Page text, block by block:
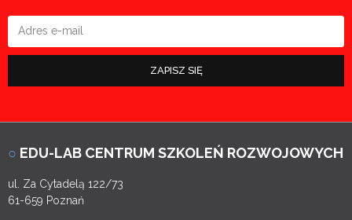
ZAPISZ SIĘ
○ EDU-LAB CENTRUM SZKOLEŃ ROZWOJOWYCH
ul. Za Cytadelą 122/73
61-659 Poznań